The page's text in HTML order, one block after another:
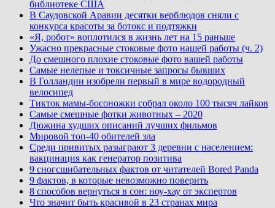
библиотеке США
В Саудовской Аравии десятки верблюдов сняли с
конкурса красоты за ботокс и подтяжки
«Я, робот» воплотился в жизнь лет на 15 раньше
Ужасно прекрасные стоковые фото нашей работы (ч. 2)
До смешного плохие стоковые фото вашей работы
Самые нелепые и токсичные запросы бывших
В Голландии изобрели первый в мире водородный
велосипед
Тикток мамы-босоножки собрал около 100 тысяч лайков
Самые смешные фотки животных – 2020
Дюжина худших описаний лучших фильмов
Мировой топ-40 обителей зла
Среди привитых разыграют 3 деревни с населением:
вакцинация как генератор позитива
9 сногсшибательных фактов от читателей Bored Panda
9 фактов, в которые невозможно поверить
8 способов вернуться в сон: ноу-хау от экспертов
Что значит быть красивой в 23 странах мира